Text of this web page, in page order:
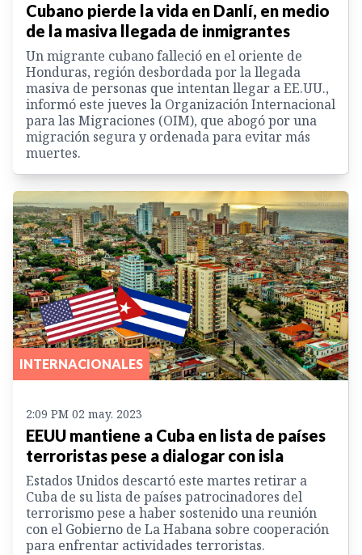
Cubano pierde la vida en Danlí, en medio
de la masiva llegada de inmigrantes
Un migrante cubano falleció en el oriente de
Honduras, región desbordada por la llegada
masiva de personas que intentan llegar a EE.UU.,
informó este jueves la Organización Internacional
para las Migraciones (OIM), que abogó por una
migración segura y ordenada para evitar más
muertes.
INTERNACIONALES
2:09 PM 02 may. 2023
EEUU mantiene a Cuba en lista de países
terroristas pese a dialogar con isla
Estados Unidos descartó este martes retirar a
Cuba de su lista de países patrocinadores del
terrorismo pese a haber sostenido una reunión
con el Gobierno de La Habana sobre cooperación
para enfrentar actividades terroristas.